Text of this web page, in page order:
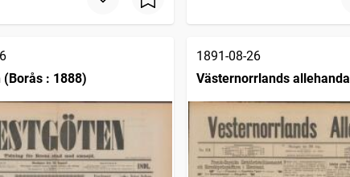
(Borås : 1888)
1891-08-26
Västernorrlands allehanda